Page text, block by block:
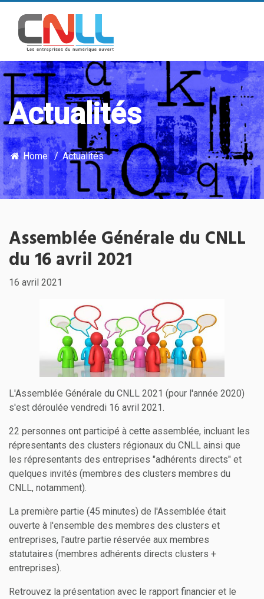
Actualités
Home Actualités
Assemblée Générale du CNLL
du 16 avril 2021
16 avril 2021
L'Assemblée Générale du CNLL 2021 (pour l'année 2020)
s'est déroulée vendredi 16 avril 2021.
22 personnes ont participé à cette assemblée, incluant les
répresentants des clusters régionaux du CNLL ainsi que
les répresentants des entreprises "adhérents directs" et
quelques invités (membres des clusters membres du
CNLL, notamment).
La première partie (45 minutes) de l'Assemblée était
ouverte à l'ensemble des membres des clusters et
entreprises, l'autre partie réservée aux membres
statutaires (membres adhérents directs clusters +
entreprises).
Retrouvez la présentation avec le rapport financier et le